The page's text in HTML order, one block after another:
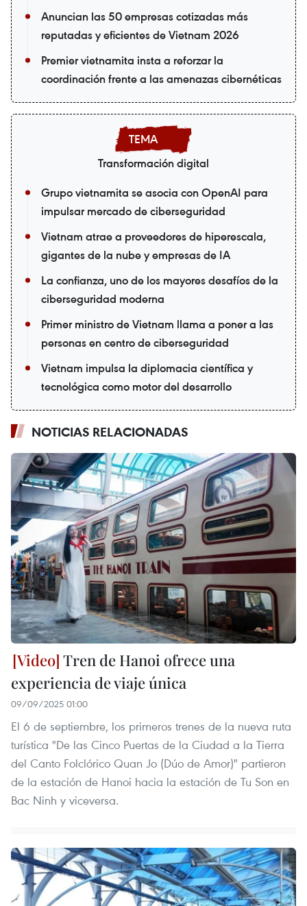
Anuncian las 50 empresas cotizadas más
reputadas y eficientes de Vietnam 2026
Premier vietnamita insta a reforzar la
coordinación frente a las amenazas cibernéticas
Transformación digital
Grupo vietnamita se asocia con OpenAI para
impulsar mercado de ciberseguridad
Vietnam atrae a proveedores de hiperescala,
gigantes de la nube y empresas de IA
La confianza, uno de los mayores desafíos de la
ciberseguridad moderna
Primer ministro de Vietnam llama a poner a las
personas en centro de ciberseguridad
Vietnam impulsa la diplomacia científica y
tecnológica como motor del desarrollo
NOTICIAS RELACIONADAS
Tren de Hanoi ofrece una
experiencia de viaje única
09/09/2025 01:00
El 6 de septiembre, los primeros trenes de la nueva ruta
turística "De las Cinco Puertas de la Ciudad a la Tierra
del Canto Folclórico Quan Jo (Dúo de Amor)" partieron
de la estación de Hanoi hacia la estación de Tu Son en
Bac Ninh y viceversa.